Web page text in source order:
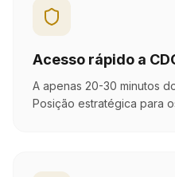
Acesso rápido a
A apenas 20-30 minutos
Posição estratégica para